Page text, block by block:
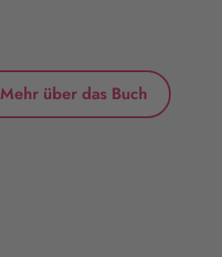
Mehr über das Buch